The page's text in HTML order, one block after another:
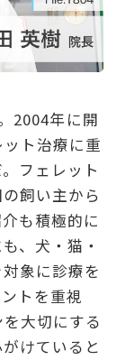
2004年に開
ト治療に重
フェレット
飼い主から
も積極的に
、犬・猫・
象に診療を
トを重視
大切にする
けていると